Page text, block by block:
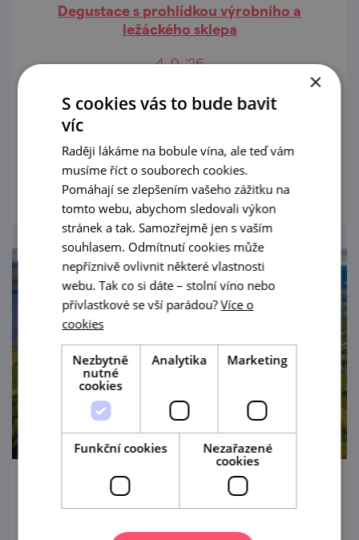
Degustace s prohlídkou výrobního a
ležáckého sklepa
4. 9. '26
Nenechte si ujít jedinečnou příležitost
nahlédnout do tajů výroby vína vinařství
prohlédnout
Léto otevřených sklepů v Pavlově
×
S cookies vás to bude bavit
víc
Raději lákáme na bobule vína, ale teď vám
musíme říct o souborech cookies.
Pomáhají se zlepšením vašeho zážitku na
tomto webu, abychom sledovali výkon
stránek a tak. Samozřejmě jen s vaším
souhlasem. Odmítnutí cookies může
nepříznivě ovlivnit některé vlastnosti
webu. Tak co si dáte – stolní víno nebo
přívlastkové se vší parádou?Více o
cookies
Nezbytně
nutné
cookies
Analytika Marketing
Funkční cookies
Nezařazené
cookies